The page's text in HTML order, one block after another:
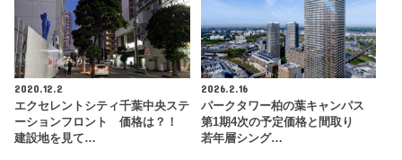
2020.12.2
エクセレントシティ千葉中央ステ
ーションフロント 価格は？！
建設地を見て…
2026.2.16
パークタワー柏の葉キャンパス
第1期4次の予定価格と間取り
若年層シング…